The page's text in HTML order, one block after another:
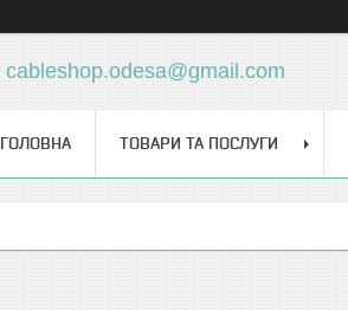
cableshop.odesa@gmail.com
ГОЛОВНА ТОВАРИ ТА ПОСЛУГИ